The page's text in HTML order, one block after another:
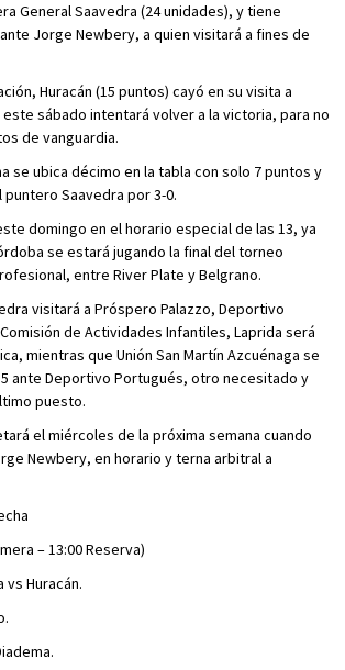
General Saavedra (24 unidades), y tiene
Jorge Newbery, a quien visitará a fines de
Huracán (15 puntos) cayó en su visita a
este sábado intentará volver a la victoria, para no
de vanguardia.
se ubica décimo en la tabla con solo 7 puntos y
Saavedra por 3-0.
domingo en el horario especial de las 13, ya
se estará jugando la final del torneo
entre River Plate y Belgrano.
visitará a Próspero Palazzo, Deportivo
de Actividades Infantiles, Laprida será
mientras que Unión San Martín Azcuénaga se
ante Deportivo Portugués, otro necesitado y
puesto.
el miércoles de la próxima semana cuando
Newbery, en horario y terna arbitral a
– 13:00 Reserva)
vs Huracán.